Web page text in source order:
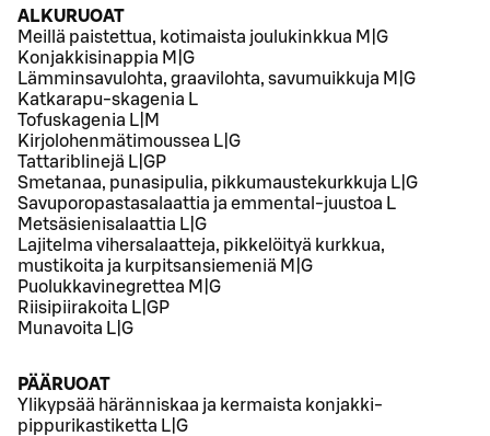
ALKURUOAT
Meillä paistettua, kotimaista joulukinkkua M|G
Konjakkisinappia M|G
Lämminsavulohta, graavilohta, savumuikkuja M|G
Katkarapu-skagenia L
Tofuskagenia L|M
Kirjolohenmätimoussea L|G
Tattariblinejä L|GP
Smetanaa, punasipulia, pikkumaustekurkkuja L|G
Savuporopastasalaattia ja emmental-juustoa L
Metsäsienisalaattia L|G
Lajitelma vihersalaatteja, pikkelöityä kurkkua,
mustikoita ja kurpitsansiemeniä M|G
Puolukkavinegrettea M|G
Riisipiirakoita L|GP
Munavoita L|G
PÄÄRUOAT
Ylikypsää häränniskaa ja kermaista konjakki-
pippurikastiketta L|G